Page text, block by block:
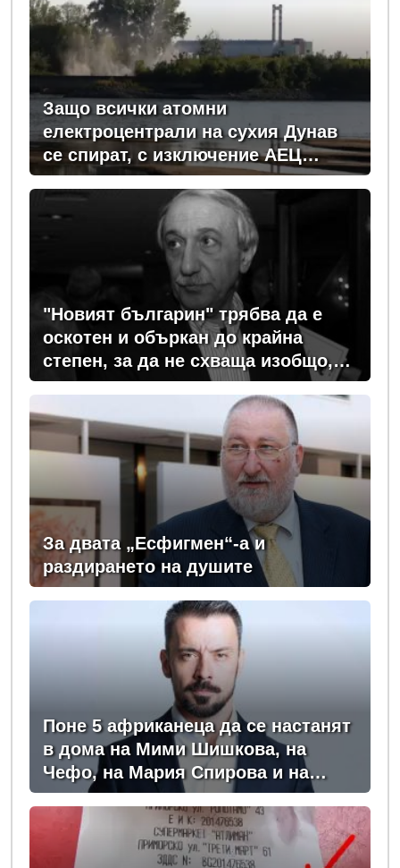
Защо всички атомни
електроцентрали на сухия Дунав
се спират, с изключение АЕЦ
"Козлодуй"?
"Новият българин" трябва да е
оскотен и объркан до крайна
степен, за да не схваща изобщо,
какви хора се упражняват с него
За двата „Есфигмен“-а и
раздирането на душите
Поне 5 африканеца да се настанят
в дома на Мими Шишкова, на
Чефо, на Мария Спирова и на
Христо Комарницки